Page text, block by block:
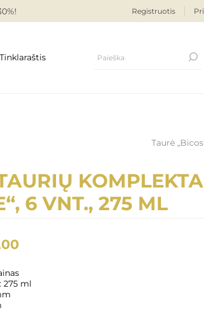
Registruotis
Tinklaraštis
6 VNT., 275 ML
275 ml